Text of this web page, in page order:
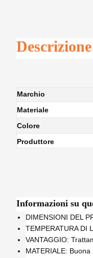
Marchio
Materiale
Colore
Produttore
Informazioni su
DIMENSIONI DEL
TEMPERATURA DI
VANTAGGIO:
MATERIALE: